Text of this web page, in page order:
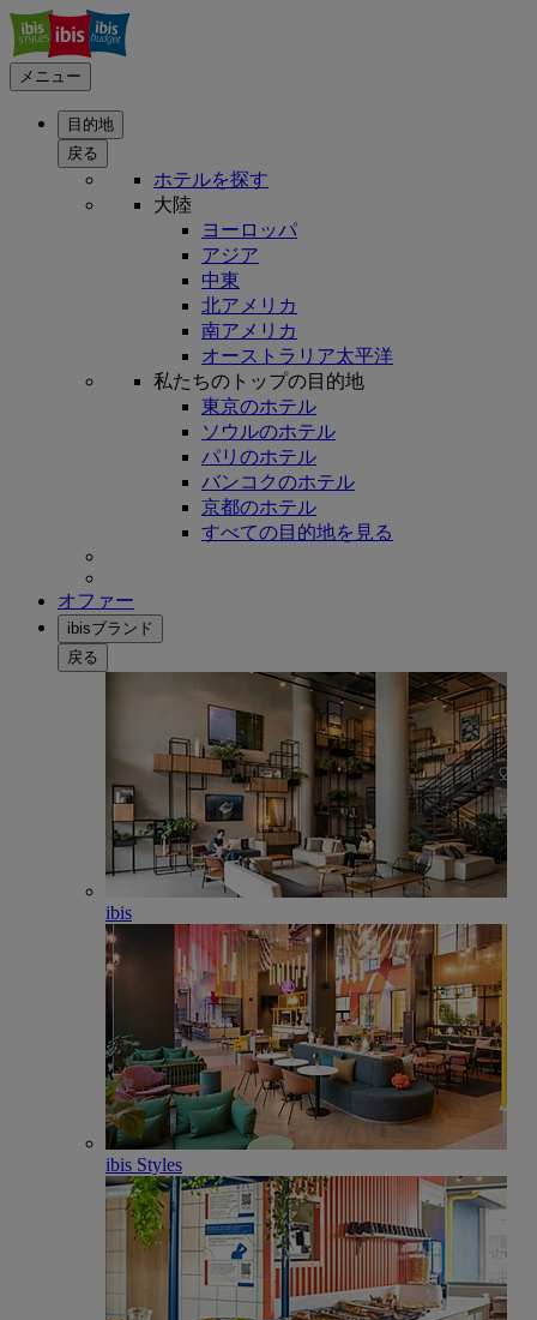
メニュー
目的地
戻る
ホテルを探す
大陸
ヨーロッパ
アジア
中東
北アメリカ
南アメリカ
オーストラリア太平洋
私たちのトップの目的地
東京のホテル
ソウルのホテル
パリのホテル
バンコクのホテル
京都のホテル
すべての目的地を見る
オファー
ibisブランド
戻る
ibis
ibis Styles